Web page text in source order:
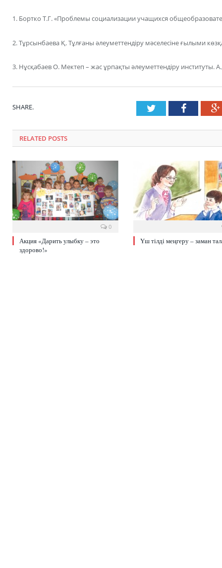
1. Бортко Т.Г. «Проблемы социализации учащихся
2. Тұрсынбаева Қ. Тұлғаны әлеуметтендіру мәселесіне ғылыми
3. Нұсқабаев О. Мектеп – жас ұрпақты әлеуметтендіру институты.
SHARE. Twitter
RELATED POSTS
0
Акция «Дарить улыбку – это
здорово!»
Үш тілді меңгеру – заман